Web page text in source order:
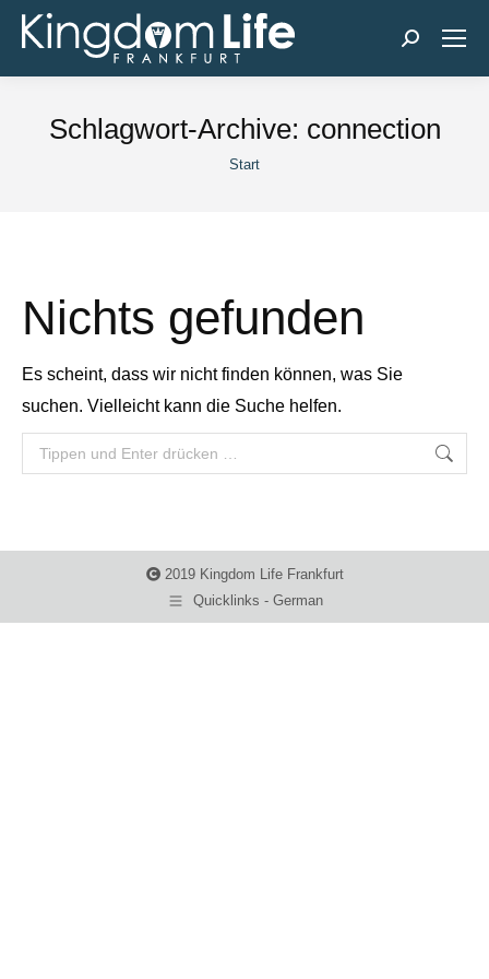
Search:
Schlagwort-Archive: connection
Sie befinden sich hier:
Start
Nichts gefunden
Es scheint, dass wir nicht finden können, was Sie
suchen. Vielleicht kann die Suche helfen.
Search:
2019 Kingdom Life Frankfurt
Quicklinks - German